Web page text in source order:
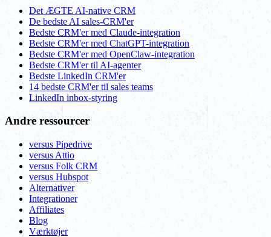
Det ÆGTE AI-native CRM
De bedste AI sales-CRM'er
Bedste CRM'er med Claude-integration
Bedste CRM'er med ChatGPT-integration
Bedste CRM'er med OpenClaw-integration
Bedste CRM'er til AI-agenter
Bedste LinkedIn CRM'er
14 bedste CRM'er til sales teams
LinkedIn inbox-styring
Andre ressourcer
versus Pipedrive
versus Attio
versus Folk CRM
versus Hubspot
Alternativer
Integrationer
Affiliates
Blog
Værktøjer